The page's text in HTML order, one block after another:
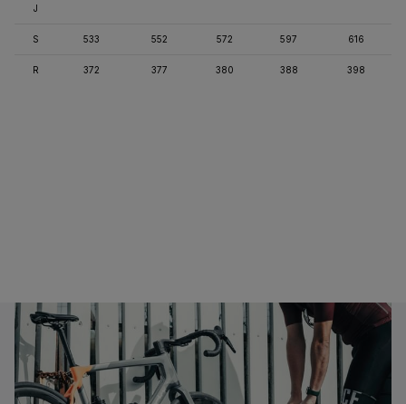
J
S 533 552 572 597 616
R 372 377 380 388 398